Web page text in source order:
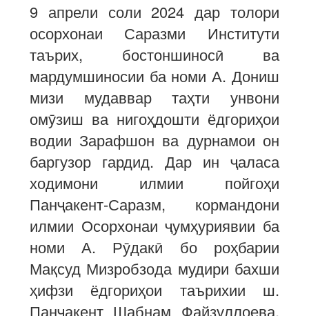
9 апрели соли 2024 дар толори
осорхонаи Саразми Институти
таърих, бостоншиносӣ ва
мардумшиносии ба номи А. Дониш
мизи мудаввар таҳти унвони
омӯзиш ва нигоҳдошти ёдгориҳои
водии Зарафшон ва дурнамои он
баргузор гардид. Дар ин ҷаласа
ходимони илмии пойгоҳи
Панҷакент-Саразм, кормандони
илмии Осорхонаи ҷумҳуриявии ба
номи А. Рӯдакӣ бо роҳбарии
Мақсуд Мизробзода мудири бахши
ҳифзи ёдгориҳои таърихии ш.
Панҷакент Шабнам Файзуллоева,